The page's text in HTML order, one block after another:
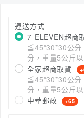
運送方式
7-ELEVEN超商
≦45*30*30公
分，重量5公斤以
全家超商取貨
≦45*30*30公
分，重量5公斤以
中華郵政
+65